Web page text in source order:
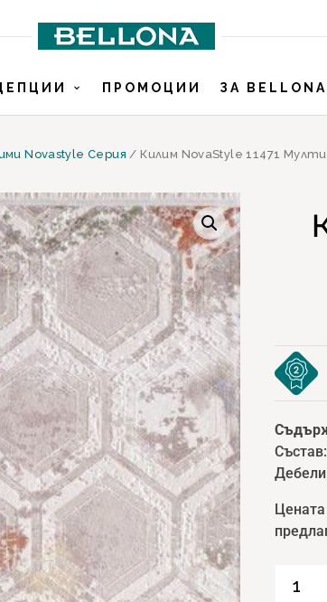
ПРОМОЦИИ ЗА BELLONA
Novastyle Серия / Килим NovaStyle 11471 Мулти